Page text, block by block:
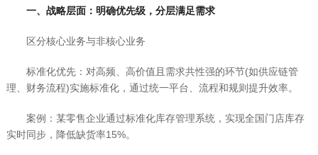
一、战略层面：明确优先级，分层满足需求
区分核心业务与非核心业务
标准化优先：对高频、高价值且需求共性强的环节(如供应链管
理、财务流程)实施标准化，通过统一平台、流程和规则提升效率。
案例：某零售企业通过标准化库存管理系统，实现全国门店库存
实时同步，降低缺货率15%。